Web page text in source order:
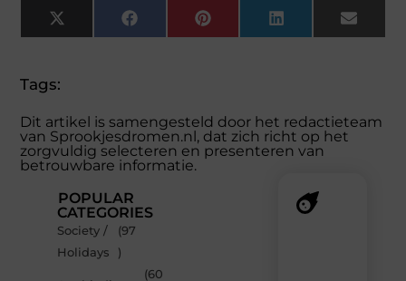
X
(Twitter)
FacebookPinterestLinkedInEmail
Tags:
Dit artikel is samengesteld door het redactieteam
van Sprookjesdromen.nl, dat zich richt op het
zorgvuldig selecteren en presenteren van
betrouwbare informatie.
POPULAR
CATEGORIES
Society /
Holidays
(97
)
(60